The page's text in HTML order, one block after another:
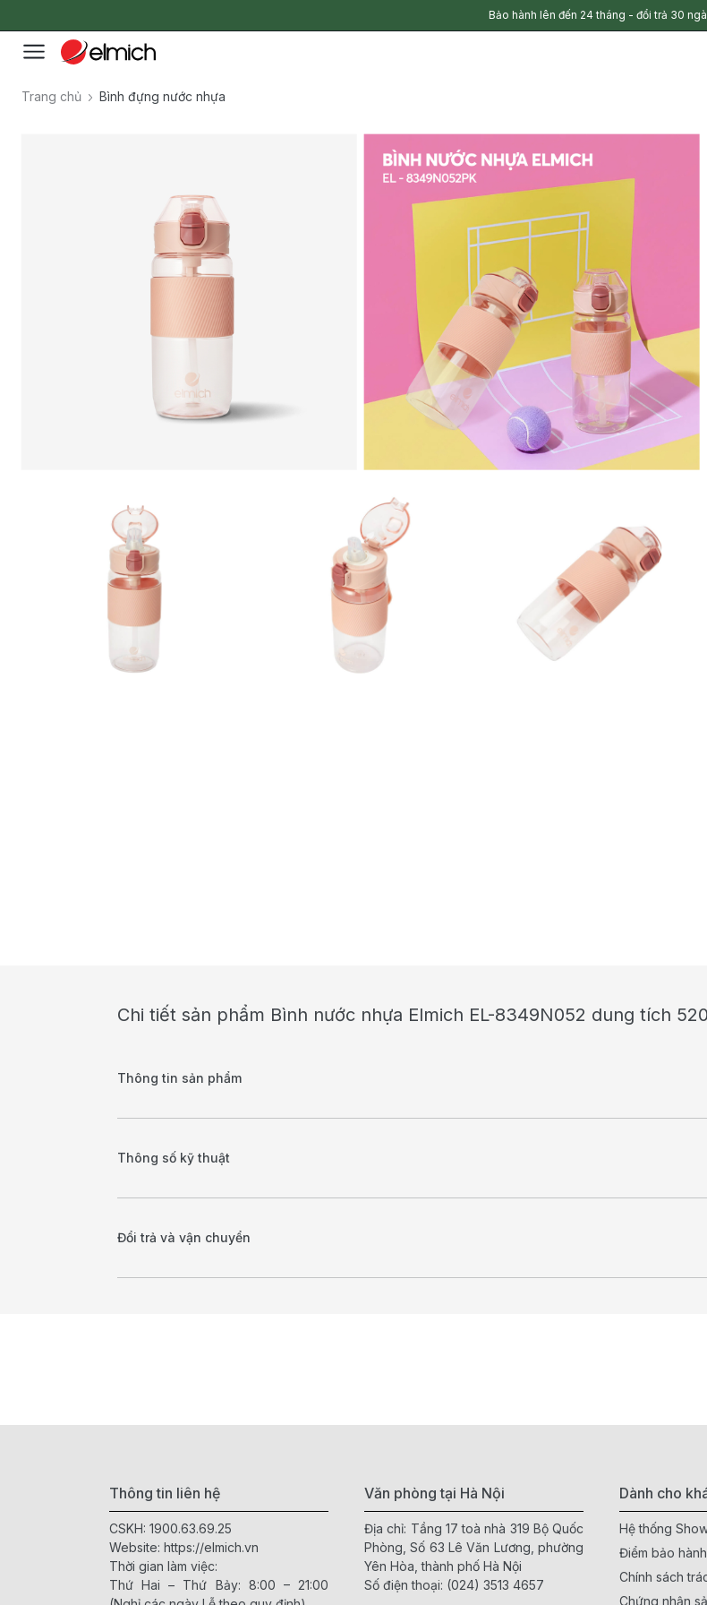
Bảo hành lên đến 24 tháng - đổi trả 30
Trang chủ Bình đựng nước nhựa
Chi tiết sản phẩm Bình nước nhựa Elmich EL-8349N052 dung tích
Thông tin sản phẩm
Thông số kỹ thuật
Đổi trả và vận chuyển
Thông tin liên hệ
CSKH: 1900.63.69.25
Website: https://elmich.vn
Thời gian làm việc:
Thứ Hai – Thứ Bảy: 8:00 – 21:00
Văn phòng tại Hà Nội
Địa chỉ: Tầng 17 toà nhà 319 Bộ Quốc
Phòng, Số 63 Lê Văn Lương, phường
Yên Hòa, thành phố Hà Nội
Số điện thoại: (024) 3513 4657
Dành cho
Hệ thống
Điểm bảo hành
Chính sách
Chứng nhận